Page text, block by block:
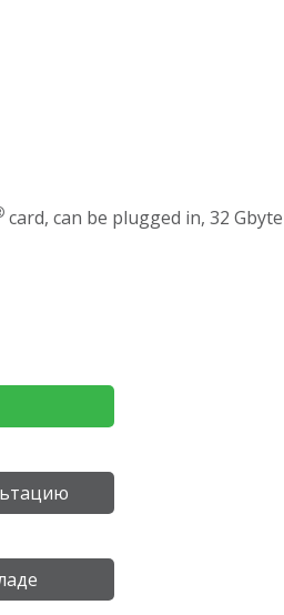
card, can be plugged in, 32 Gbyte